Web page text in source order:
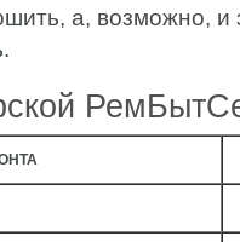
а, возможно, и